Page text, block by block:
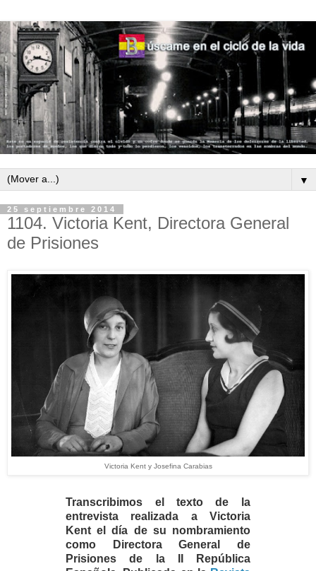
▼
25 septiembre 2014
1104. Victoria Kent, Directora General
de Prisiones
Victoria Kent y Josefina Carabias
Transcribimos el texto de la
entrevista realizada a Victoria
Kent el día de su nombramiento
como Directora General de
Prisiones de la II República